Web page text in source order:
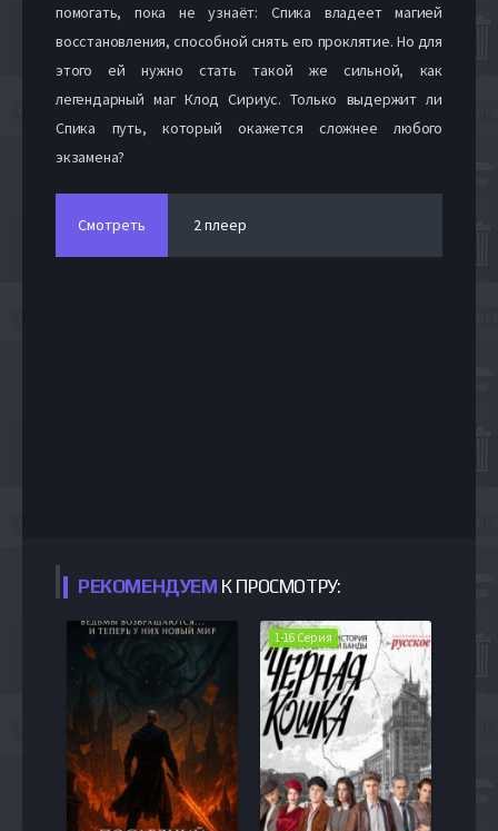
помогать, пока не узнаёт: Спика владеет магией
восстановления, способной снять его проклятие. Но для
этого ей нужно стать такой же сильной, как
легендарный маг Клод Сириус. Только выдержит ли
Спика путь, который окажется сложнее любого
экзамена?
Смотреть 2 плеер
РЕКОМЕНДУЕМ К ПРОСМОТРУ:
1-16 Серия